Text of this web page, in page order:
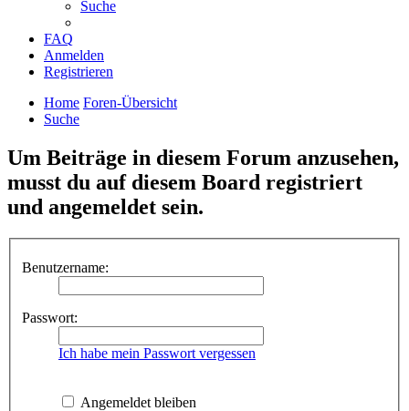
Suche
FAQ
Anmelden
Registrieren
Home Foren-Übersicht
Suche
Um Beiträge in diesem Forum anzusehen,
musst du auf diesem Board registriert
und angemeldet sein.
Benutzername:
Passwort:
Ich habe mein Passwort vergessen
Angemeldet bleiben